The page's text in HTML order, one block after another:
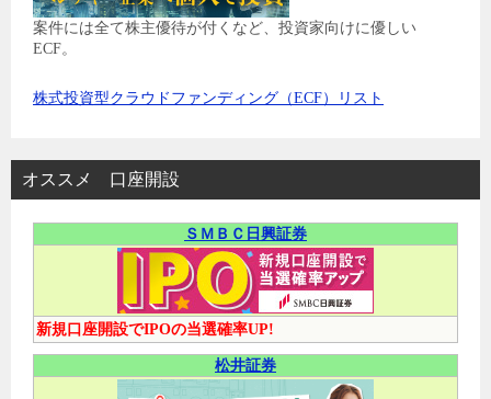
案件には全て株主優待が付くなど、投資家向けに優しい
ECF。
株式投資型クラウドファンディング（ECF）リスト
オススメ 口座開設
ＳＭＢＣ日興証券
新規口座開設でIPOの当選確率UP!
松井証券